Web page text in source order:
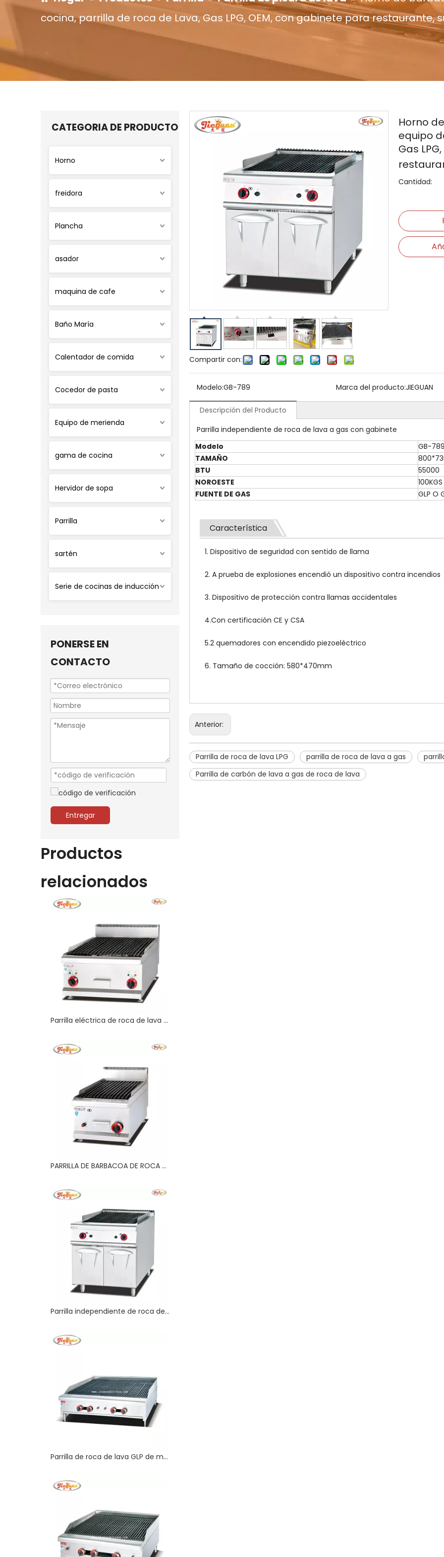
cocina, parrilla de roca de Lava, Gas LPG, OEM, con gabinete para restaurante,
CATEGORIA DE PRODUCTO
Horno
freidora
Plancha
asador
maquina de cafe
Baño María
Calentador de comida
Cocedor de pasta
Equipo de merienda
gama de cocina
Hervidor de sopa
Parrilla
sartén
Serie de cocinas de inducción
PONERSE EN
CONTACTO
Entregar
Productos
relacionados
Parrilla eléctrica de roca de lava de encimera con CE
PARRILLA DE BARBACOA DE ROCA DE LAVA A GAS GLP
Parrilla independiente de roca de lava a gas con gabinete
Parrilla de roca de lava GLP de mesa de 48'' en guangzhou
Compartir con:
Horno
equipo
Gas
Cantidad:
Modelo:GB-789 Marca del producto:JIEGUAN
Descripción del Producto
Parrilla independiente de roca de lava a gas con gabinete
Modelo
GB-789
TAMAÑO
BTU
55000
NOROESTE
100KGS
FUENTE DE GAS
GLP O
Característica
1. Dispositivo de seguridad con sentido de llama
2. A prueba de explosiones encendió un dispositivo contra incendios
3. Dispositivo de protección contra llamas accidentales
4.Con certificación CE y CSA
5.2 quemadores con encendido piezoeléctrico
6. Tamaño de cocción: 580*470mm
Anterior:
Parrilla de roca de lava LPG parrilla de roca de lava a gas
Parrilla de carbón de lava a gas de roca de lava